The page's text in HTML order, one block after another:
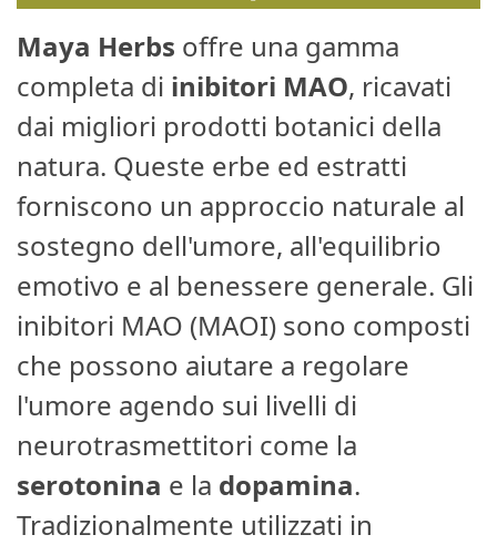
Maya Herbs offre una gamma
completa di inibitori MAO, ricavati
dai migliori prodotti botanici della
natura. Queste erbe ed estratti
forniscono un approccio naturale al
sostegno dell'umore, all'equilibrio
emotivo e al benessere generale. Gli
inibitori MAO (MAOI) sono composti
che possono aiutare a regolare
l'umore agendo sui livelli di
neurotrasmettitori come la
serotonina e la dopamina.
Tradizionalmente utilizzati in